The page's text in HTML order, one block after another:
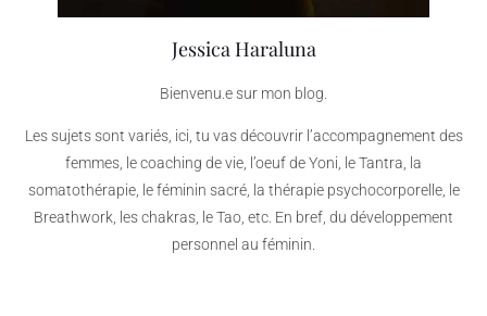
Jessica Haraluna
Bienvenu.e sur mon blog.
Les sujets sont variés, ici, tu vas découvrir l’accompagnement des
femmes, le coaching de vie, l’oeuf de Yoni, le Tantra, la
somatothérapie, le féminin sacré, la thérapie psychocorporelle, le
Breathwork, les chakras, le Tao, etc. En bref, du développement
personnel au féminin.